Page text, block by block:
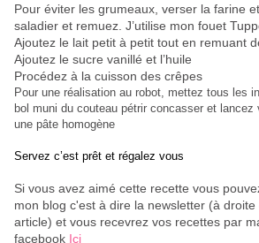
Pour éviter les grumeaux, verser la farine
saladier et remuez. J’utilise mon fouet
Ajoutez le lait petit à petit tout en remuant
Ajoutez le sucre vanillé et l’huile
Procédez à la cuisson des crêpes
Pour une réalisation au robot, mettez tous les
bol muni du couteau pétrir concasser et lancez
une pâte homogène
Servez c’est prêt et régalez vous
Si vous avez aimé cette recette vous
mon blog c'est à dire la newsletter (à
article) et vous recevrez vos recettes par
facebook Ici